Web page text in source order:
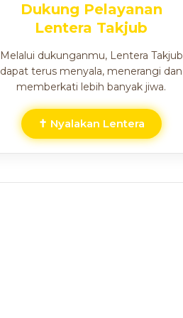
Dukung Pelayanan
Lentera Takjub
Melalui dukunganmu, Lentera Takjub
dapat terus menyala, menerangi dan
memberkati lebih banyak jiwa.
✝ Nyalakan Lentera